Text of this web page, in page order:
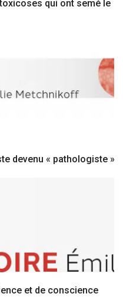
qui ont semé le
devenu « pathologiste »
et de conscience